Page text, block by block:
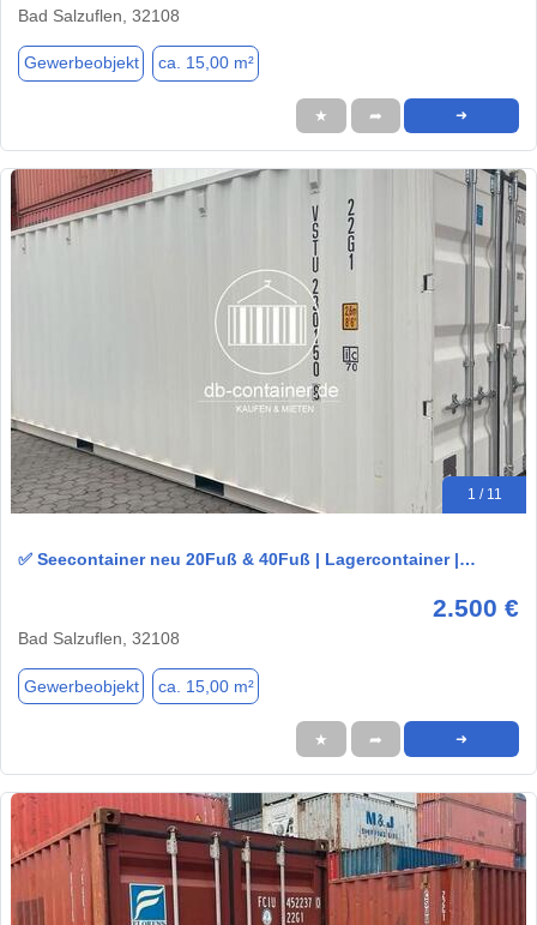
Bad Salzuflen, 32108
Gewerbeobjekt ca. 15,00 m²
★ ➦ ➜
1 / 11
✅ Seecontainer neu 20Fuß & 40Fuß | Lagercontainer |…
2.500 €
Bad Salzuflen, 32108
Gewerbeobjekt ca. 15,00 m²
★ ➦ ➜